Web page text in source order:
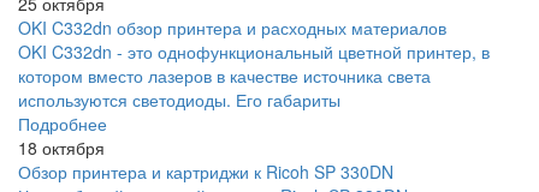
OKI C332dn обзор принтера и расходных материалов
OKI C332dn - это однофункциональный цветной принтер, в
котором вместо лазеров в качестве источника света
используются светодиоды. Его габариты
Подробнее
18 октября
Обзор принтера и картриджи к Ricoh SP 330DN